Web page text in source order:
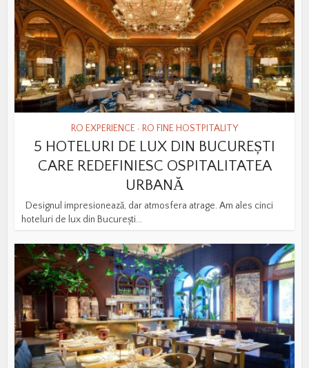
RO EXPERIENCE • RO FINE HOSTPITALITY
5 HOTELURI DE LUX DIN BUCUREȘTI
CARE REDEFINIESC OSPITALITATEA
URBANĂ
Designul impresionează, dar atmosfera atrage. Am ales cinci
hoteluri de lux din București...